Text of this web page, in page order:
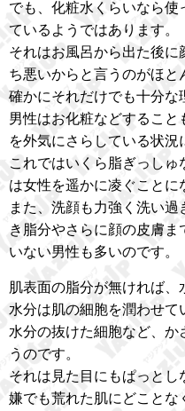
でも、化粧水くらいなら使
ているようではあります。
それはお風呂から出た後
ち悪いからと言うのがほと
確かにそれだけでも十分な
男性はお化粧などするこ
を外気にさらしている状況
これではいくら脂ぎっし
は女性を遥かに凌ぐことに
また、洗顔も力強く洗い
き脂分やさらに顔の皮膚
いない男性も多いのです。
肌表面の脂分が無ければ、
水分は肌の細胞を潤わせて
水分の抜けた細胞など、か
うのです。
それは見た目にもぱっとし
嫌でも荒れた肌にどことな